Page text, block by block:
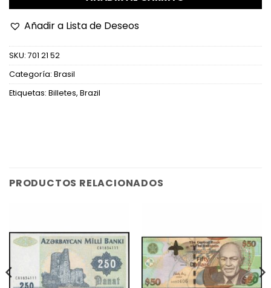
Añadir a Lista de Deseos
SKU: 701 21 52
Categoría: Brasil
Etiquetas: Billetes, Brazil
PRODUCTOS RELACIONADOS